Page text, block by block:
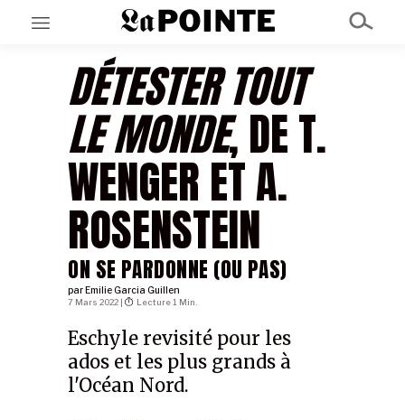
EN CE MOMENT
GRAND ANGLE
AU LARGE
ÉMOIS
EN CHANTIER
SÉRIES
À PROPOS
NOS PARTENAIRES
SOUTENEZ NOUS
DÉTESTER TOUT
LE MONDE, DE T.
WENGER ET A.
ROSENSTEIN
ON SE PARDONNE (OU PAS)
par Emilie Garcia Guillen
Eschyle revisité pour les
ados et les plus grands à
l'Océan Nord.
7 Mars 2022 | Lecture 1 Min.